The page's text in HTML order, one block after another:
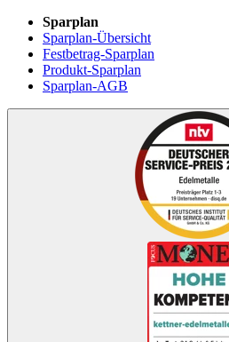
Sparplan
Sparplan-Übersicht
Festbetrag-Sparplan
Produkt-Sparplan
Sparplan-AGB